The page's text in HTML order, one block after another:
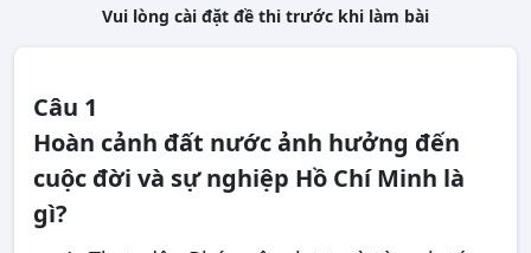
Vui lòng cài đặt đề thi trước khi làm bài
Câu 1
Hoàn cảnh đất nước ảnh hưởng đến
cuộc đời và sự nghiệp Hồ Chí Minh là
gì?